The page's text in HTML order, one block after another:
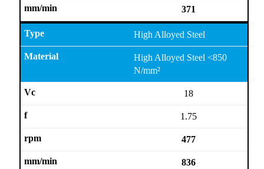
371
High Alloyed Steel
High Alloyed Steel <850
N/mm²
18
1.75
477
836